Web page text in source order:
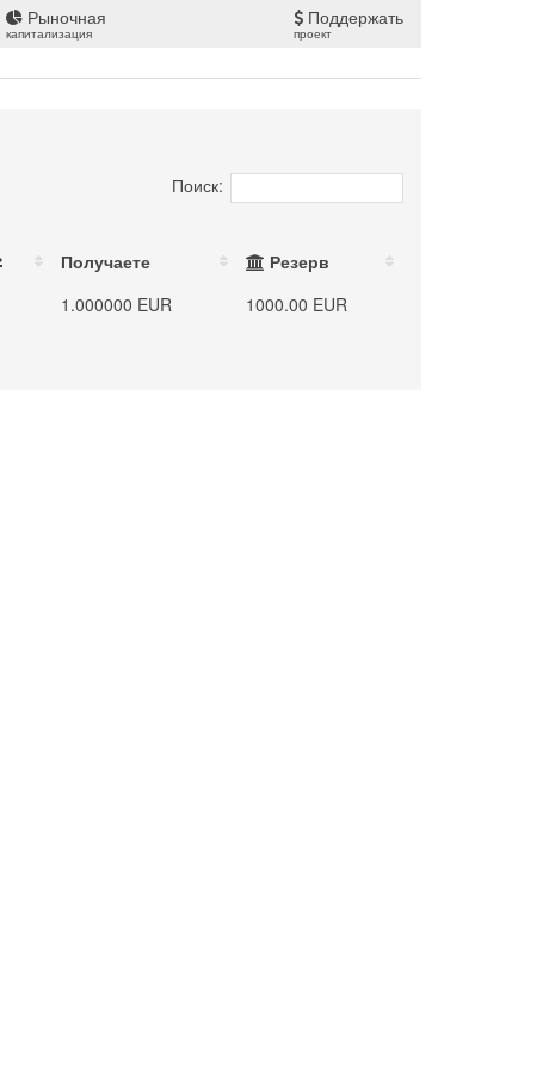
Рыночная
капитализация
Поддержать
проект
Поиск:
Получаете
Резерв
1.000000 EUR 1000.00 EUR